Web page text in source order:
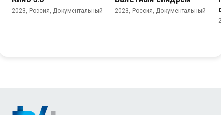
2023, Россия, Документальный 2023, Россия, Документальный